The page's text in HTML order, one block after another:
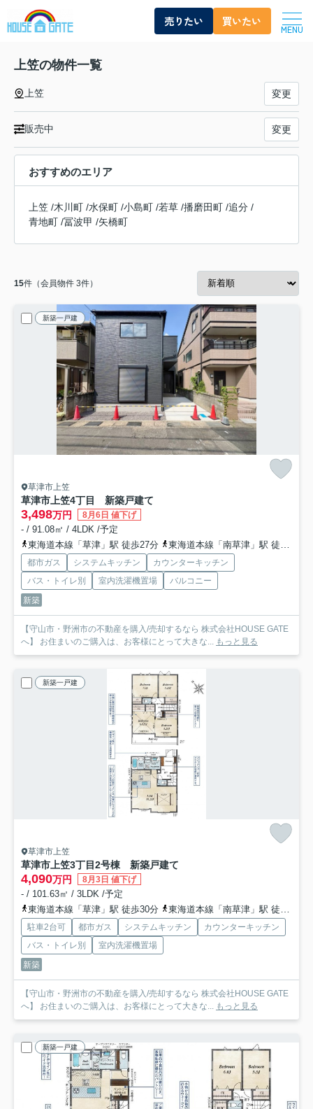
売りたい 買いたい
MENU
上笠の物件一覧
上笠 変更
販売中 変更
おすすめのエリア
上笠 /木川町 /水保町 /小島町 /若草 /播磨田町 /追分 /
青地町 /冨波甲 /矢橋町
15件（会員物件 3件）
新築一戸建
草津市上笠
草津市上笠4丁目 新築戸建て
3,498万円 8月6日 値下げ
- / 91.08㎡ / 4LDK /予定
東海道本線「草津」駅 徒歩27分
東海道本線「南草津」駅 徒歩61分
都市ガス システムキッチン
カウンターキッチン
バス・トイレ別
室内洗濯機置場
バルコニー
新築
【守山市・野洲市の不動産を購入/売却するなら 株式会社HOUSE GATE
へ】 お住まいのご購入は、お客様にとって大きな...
もっと見る
新築一戸建
草津市上笠
草津市上笠3丁目2号棟 新築戸建て
4,090万円 8月3日 値下げ
- / 101.63㎡ / 3LDK /予定
東海道本線「草津」駅 徒歩30分
東海道本線「南草津」駅 徒歩54分
駐車2台可 都市ガス システムキッチン
カウンターキッチン
バス・トイレ別
室内洗濯機置場
新築
【守山市・野洲市の不動産を購入/売却するなら 株式会社HOUSE GATE
へ】 お住まいのご購入は、お客様にとって大きな...
もっと見る
新築一戸建